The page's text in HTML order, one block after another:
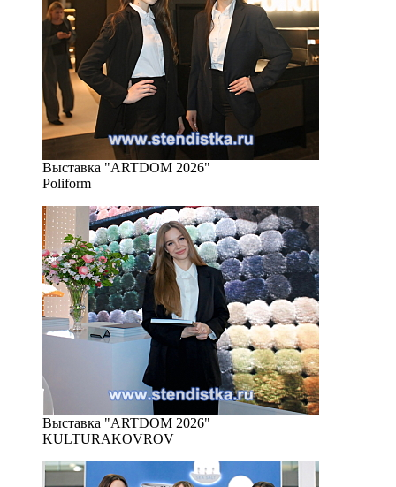
Выставка "ARTDOM 2026"
Poliform
Выставка "ARTDOM 2026"
KULTURAKOVROV